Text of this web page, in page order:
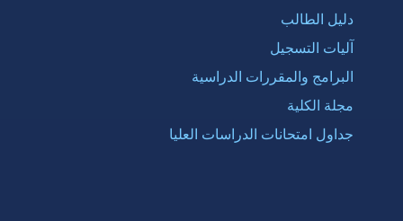
دليل الطالب
آليات التسجيل
البرامج والمقررات الدراسية
مجلة الكلية
جداول امتحانات الدراسات العليا